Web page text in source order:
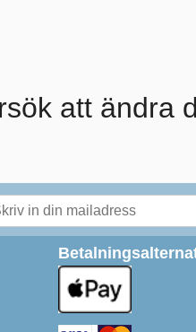
att ändra